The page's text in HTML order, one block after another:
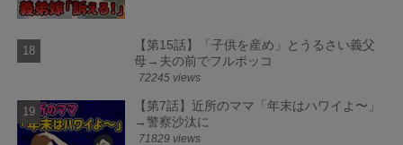
【第15話】「子供を産め」とうるさい義父
母→夫の前でフルボッコ
72245 views
【第7話】近所のママ「年末はハワイよ〜」
→警察沙汰に
71829 views